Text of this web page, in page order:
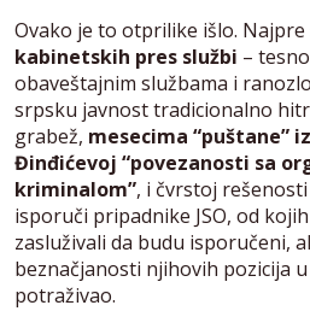
Ovako je to otprilike išlo. Najpre
kabinetskih pres službi –
obaveštajnim službama i
srpsku javnost tradicionalno
grabež, mesecima “puštane”
Đinđićevoj “povezanosti sa
kriminalom”, i čvrstoj
isporuči pripadnike JSO, od
zasluživali da budu isporučeni,
beznačjanosti njihovih pozicija
potraživao.